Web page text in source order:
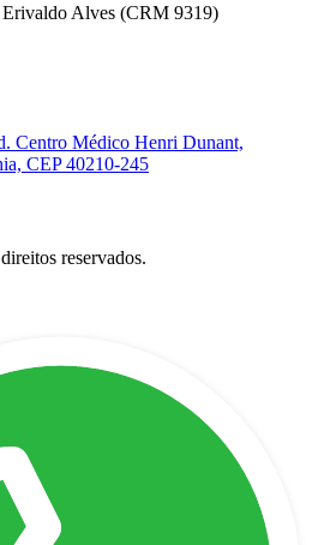
Alves (CRM 9319)
Centro Médico Henri Dunant,
CEP 40210-245
reservados.